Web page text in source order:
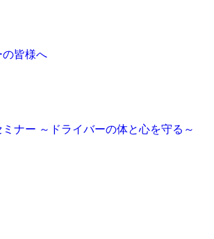
の皆様へ
ナー ～ドライバーの体と心を守る～